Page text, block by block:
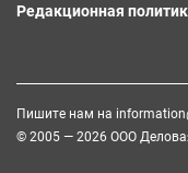
Редакционная
Пишите нам на
© 2005 — 2026 ООО